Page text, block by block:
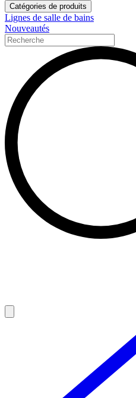
Catégories de produits
Lignes de salle de bains
Nouveautés